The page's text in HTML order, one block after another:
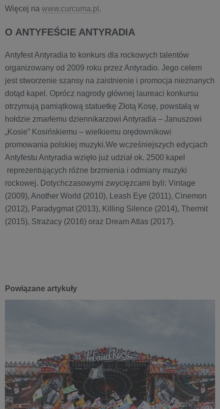
Więcej na www.curcuma.pl .
O ANTYFEŚCIE ANTYRADIA
Antyfest Antyradia to konkurs dla rockowych talentów
organizowany od 2009 roku przez Antyradio. Jego celem
jest stworzenie szansy na zaistnienie i promocja nieznanych
dotąd kapel. Oprócz nagrody głównej laureaci konkursu
otrzymują pamiątkową statuetkę Złotą Kosę, powstałą w
hołdzie zmarłemu dziennikarzowi Antyradia – Januszowi
„Kosie” Kosińskiemu – wielkiemu orędownikowi
promowania polskiej muzyki.We wcześniejszych edycjach
Antyfestu Antyradia wzięło już udział ok. 2500 kapel
reprezentujących różne brzmienia i odmiany muzyki
rockowej. Dotychczasowymi zwycięzcami byli: Vintage
(2009), Another World (2010), Leash Eye (2011), Cinemon
(2012), Paradygmat (2013), Killing Silence (2014), Thermit
(2015), Strażacy (2016) oraz Dream Atlas (2017).
Powiązane artykuły